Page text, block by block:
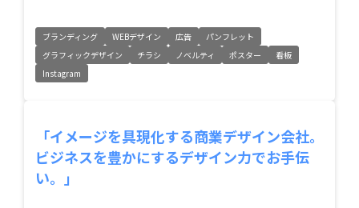
ブランディング WEBデザイン 広告
パンフレット
グラフィックデザイン
チラシ ノベルティ ポスター
看板
Instagram
「イメージを具現化する商業デザイン会社。
ビジネスを豊かにするデザイン力でお手伝
い。」